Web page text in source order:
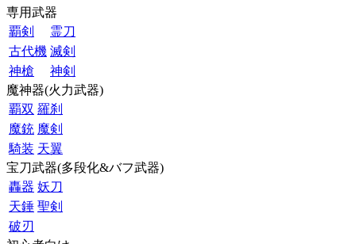
専用武器
覇剣
霊刀
古代機 滅剣
神槍
神剣
魔神器(火力武器)
覇双 羅刹
魔銃 魔剣
騎装 天翼
宝刀武器(多段化&バフ武器)
轟器 妖刀
天錘 聖剣
破刃